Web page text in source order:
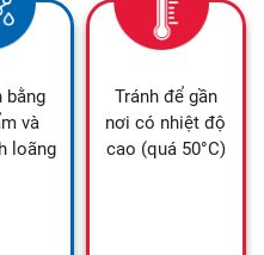
bằng
và
loãng
Tránh để gần
nơi có nhiệt độ
cao (quá 50°C)